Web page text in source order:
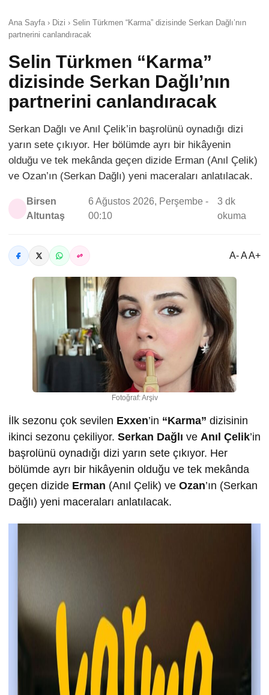
Ana Sayfa › Dizi › Selin Türkmen “Karma” dizisinde Serkan Dağlı’nın
partnerini canlandıracak
Selin Türkmen “Karma”
dizisinde Serkan Dağlı’nın
partnerini canlandıracak
Serkan Dağlı ve Anıl Çelik’in başrolünü oynadığı dizi
yarın sete çıkıyor. Her bölümde ayrı bir hikâyenin
olduğu ve tek mekânda geçen dizide Erman (Anıl Çelik)
ve Ozan’ın (Serkan Dağlı) yeni maceraları anlatılacak.
Birsen
Altuntaş
6 Ağustos 2026, Perşembe -
00:10
3 dk
okuma
A- A A+
Fotoğraf: Arşiv
İlk sezonu çok sevilen Exxen’in “Karma” dizisinin
ikinci sezonu çekiliyor. Serkan Dağlı ve Anıl Çelik’in
başrolünü oynadığı dizi yarın sete çıkıyor. Her
bölümde ayrı bir hikâyenin olduğu ve tek mekânda
geçen dizide Erman (Anıl Çelik) ve Ozan’ın (Serkan
Dağlı) yeni maceraları anlatılacak.